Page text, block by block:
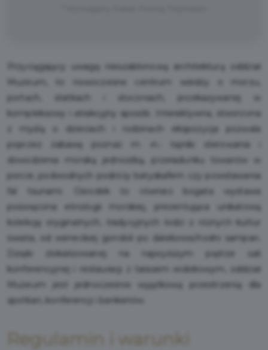
Przyciągający uwagę nieszablonową architekturą oddział
Muzeum, to nowoczesne centrum wiedzy o morzu,
portach, statkach i stoczniach, przekazywanej w
kompleksowy i atrakcyjny sposób. Interaktywna, stworzona
z myślą o dzieciach i rodzinach ekspozycja pozwala
poprzez zabawę poznać m. in.: tajniki sterowania i
dowodzenia morską jednostką, przeładunku towarów w
porcie, podwodnych podróży batyskafem czy powstawania
fal tsunami. Ośrodek to również bogata wystawa
poświęcona etnologii morskiej, prezentująca unikatową
kolekcję oryginalnych, tradycyjnych łodzi z różnych kultur
świata, od weneckiej gondoli po dalekowschodni sampan.
Dzięki zlokalizowanej na najwyższym piętrze sali
konferencyjnej i restauracji z tarasem widokowym, oddział
Muzeum jest jednocześnie wyjątkową przestrzenią dla
spotkań, konferencji i bankietów.
Regulamin i warunki